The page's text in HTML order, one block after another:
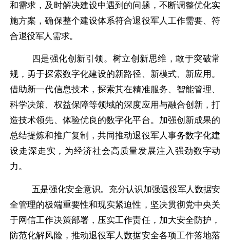
和需求，及时解决建设中遇到的问题，不断调整优化实
施方案，确保整个建设体系符合退役军人工作需要、符
合退役军人需求。
四是强化创新引领。 树立创新思维，敢于突破常
规，勇于探索数字化建设的新路径、新模式、新应用。
借助新一代信息技术，探索其在精准服务、智能管理、
科学决策、权益保障等领域的深度应用与融合创新，打
造技术领先、体验优良的数字化平台。加强创新成果的
总结提炼和推广复制，共同推动退役军人事务数字化建
设走深走实，为经济社会高质量发展注入强劲数字动
力。
五是强化安全意识。 充分认识加强退役军人数据安
全管理的极端重要性和现实紧迫性，坚决贯彻党中央关
于网信工作决策部署，压实工作责任，加大安全防护，
防范化解风险，推动退役军人数据安全各项工作落地落